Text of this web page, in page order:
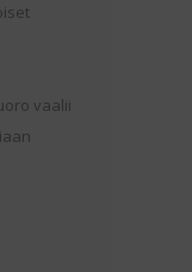
vaalii